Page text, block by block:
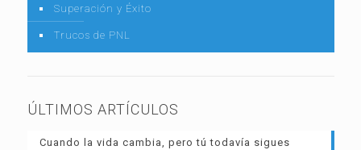
Superación y Éxito
Trucos de PNL
ÚLTIMOS ARTÍCULOS
Cuando la vida cambia, pero tú todavía sigues